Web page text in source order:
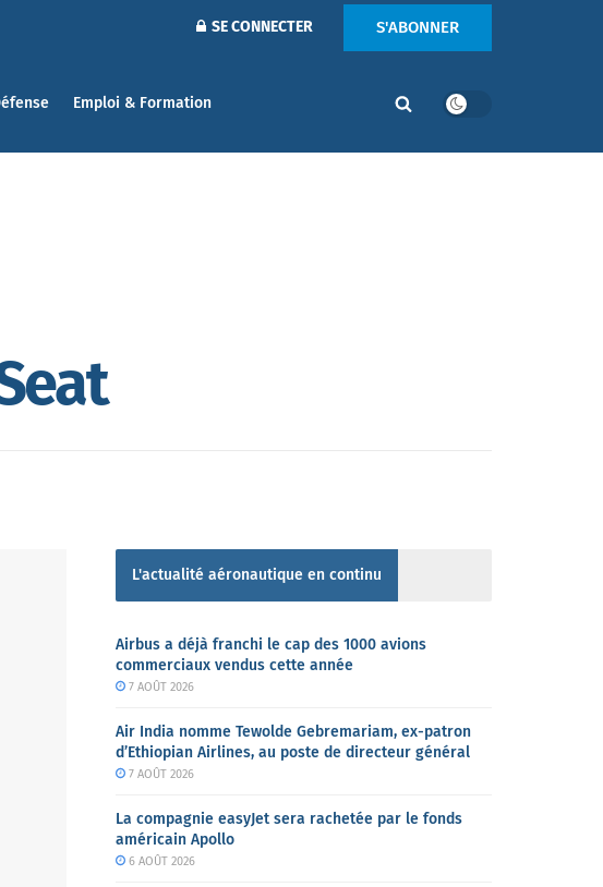
SE CONNECTER S'ABONNER
Emploi & Formation
L'actualité aéronautique en continu
Airbus a déjà franchi le cap des 1000 avions
commerciaux vendus cette année
7 AOÛT 2026
Air India nomme Tewolde Gebremariam, ex-patron
d’Ethiopian Airlines, au poste de directeur général
7 AOÛT 2026
La compagnie easyJet sera rachetée par le fonds
américain Apollo
6 AOÛT 2026